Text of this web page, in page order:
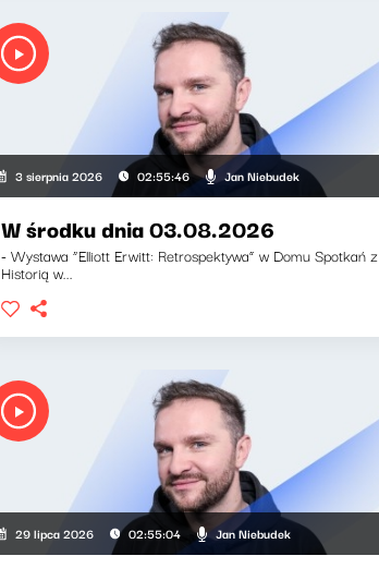
3 sierpnia 2026 02:55:46 Jan Niebudek
W środku dnia 03.08.2026
- Wystawa “Elliott Erwitt: Retrospektywa” w Domu Spotkań z
Historią w...
29 lipca 2026 02:55:04 Jan Niebudek